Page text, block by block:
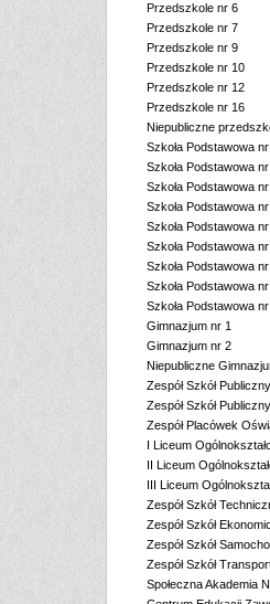
Przedszkole nr 6
Przedszkole nr 7
Przedszkole nr 9
Przedszkole nr 10
Przedszkole nr 12
Przedszkole nr 16
Niepubliczne
Szkoła Podstawowa nr
Szkoła Podstawowa
Szkoła Podstawowa
Szkoła Podstawowa
Szkoła Podstawowa
Szkoła Podstawowa
Szkoła Podstawowa
Szkoła Podstawowa
Szkoła Podstawowa
Gimnazjum nr 1
Gimnazjum nr 2
Niepubliczne
Zespół Szkół
Zespół Szkół
Zespół Placówek
I Liceum
II Liceum
III Liceum
Zespół Szkół
Zespół Szkół
Zespół Szkół
Zespół Szkół
Społeczna Akademia